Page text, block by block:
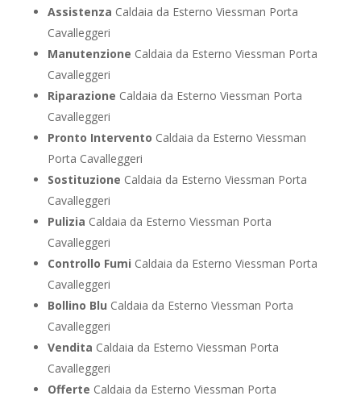
Assistenza Caldaia da Esterno Viessman Porta
Cavalleggeri
Manutenzione Caldaia da Esterno Viessman Porta
Cavalleggeri
Riparazione Caldaia da Esterno Viessman Porta
Cavalleggeri
Pronto Intervento Caldaia da Esterno Viessman
Porta Cavalleggeri
Sostituzione Caldaia da Esterno Viessman Porta
Cavalleggeri
Pulizia Caldaia da Esterno Viessman Porta
Cavalleggeri
Controllo Fumi Caldaia da Esterno Viessman Porta
Cavalleggeri
Bollino Blu Caldaia da Esterno Viessman Porta
Cavalleggeri
Vendita Caldaia da Esterno Viessman Porta
Cavalleggeri
Offerte Caldaia da Esterno Viessman Porta